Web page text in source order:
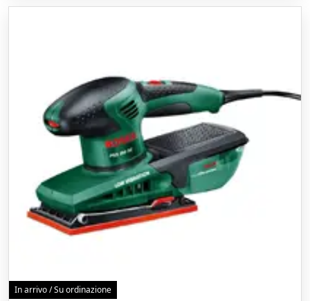
In arrivo / Su ordinazione